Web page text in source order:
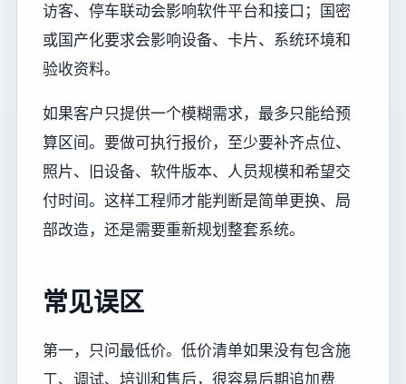
访客、停车联动会影响软件平台和接口；国密
或国产化要求会影响设备、卡片、系统环境和
验收资料。
如果客户只提供一个模糊需求，最多只能给预
算区间。要做可执行报价，至少要补齐点位、
照片、旧设备、软件版本、人员规模和希望交
付时间。这样工程师才能判断是简单更换、局
部改造，还是需要重新规划整套系统。
常见误区
第一，只问最低价。低价清单如果没有包含施
工、调试、培训和售后，很容易后期追加费